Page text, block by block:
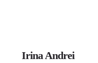
Irina Andrei